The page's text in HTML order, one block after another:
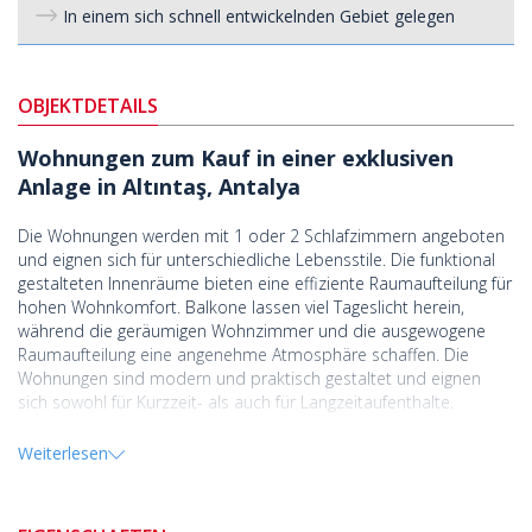
In einem sich schnell entwickelnden Gebiet gelegen
OBJEKTDETAILS
Wohnungen zum Kauf in einer exklusiven
Anlage in Altıntaş, Antalya
Die Wohnungen werden mit 1 oder 2 Schlafzimmern angeboten
und eignen sich für unterschiedliche Lebensstile. Die funktional
gestalteten Innenräume bieten eine effiziente Raumaufteilung für
hohen Wohnkomfort. Balkone lassen viel Tageslicht herein,
während die geräumigen Wohnzimmer und die ausgewogene
Raumaufteilung eine angenehme Atmosphäre schaffen. Die
Wohnungen sind modern und praktisch gestaltet und eignen
sich sowohl für Kurzzeit- als auch für Langzeitaufenthalte.
Die Anlage bietet eine Vielzahl von Gemeinschaftseinrichtungen
für mehr Komfort im Alltag. Das Projekt umfasst einen
Weiterlesen